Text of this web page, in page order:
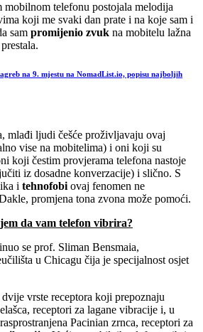
mobilnom telefonu postojala melodija
koji me svaki dan prate i na koje sam i
sam promijenio zvuk na mobitelu lažna
na 9. mjestu na NomadList.io, popisu najboljih
mlađi ljudi češće proživljavaju ovaj
vise na mobitelima) i oni koji su
koji čestim provjerama telefona nastoje
iz dosadne konverzacije) i slično. S
i tehnofobi ovaj fenomen ne
promjena tona zvona može pomoći.
da vam telefon vibrira?
se prof. Sliman Bensmaia,
u Chicagu čija je specijalnost osjet
vrste receptora koji prepoznaju
receptori za lagane vibracije i, u
Pacinian zrnca, receptori za